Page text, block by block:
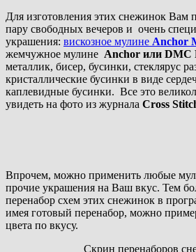
Для изготовления этих снежинок Вам
пару свободных вечеров и очень
украшения: вискозное мулине Anchor
жемчужное мулине Anchor или DMC
металлик, бисер, бусинки, стеклярус
кристаллические бусинки в виде
каплевидные бусинки. Все это
увидеть на фото из журнала Cross
Впрочем, можно применить любые
прочие украшения на Ваш вкус. Тем
перенабоp cхем этих снежинок в
имея готовый перенабор, можно
цвета по вкусу.
Скрин перенаборов